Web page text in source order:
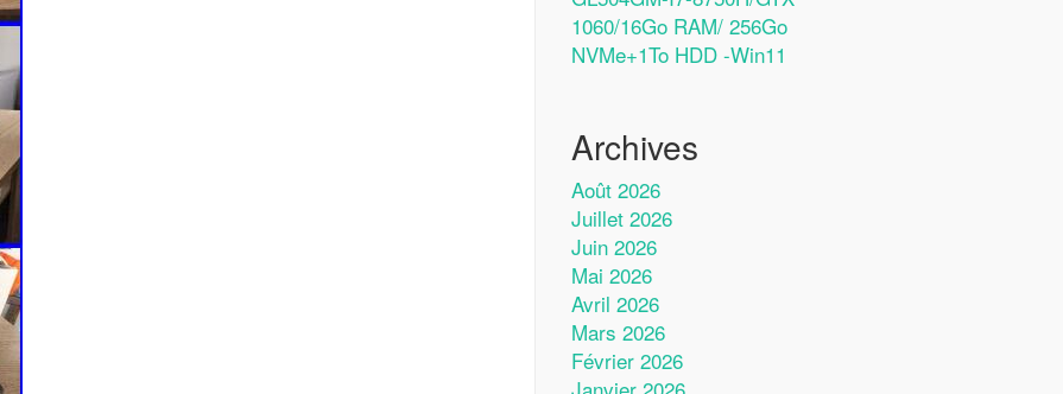
1060/16Go RAM/ 256Go
NVMe+1To HDD -Win11
Archives
Août 2026
Juillet 2026
Juin 2026
Mai 2026
Avril 2026
Mars 2026
Février 2026